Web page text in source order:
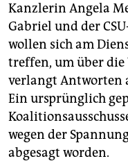
Kanzlerin Angela
Gabriel und der
wollen sich am
treffen, um über die
verlangt Antworten
Ein ursprünglich
wegen der
abgesagt worden.